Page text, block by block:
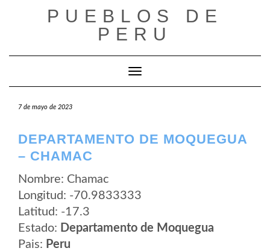
PUEBLOS DE
PERU
Cambiar modo de navegación
7 de mayo de 2023
DEPARTAMENTO DE MOQUEGUA
– CHAMAC
Nombre: Chamac
Longitud: -70.9833333
Latitud: -17.3
Estado: Departamento de Moquegua
Pais: Peru